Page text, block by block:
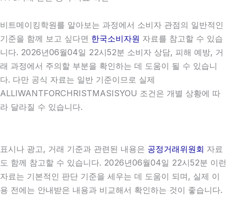
비트메이킹학원를 알아보는 과정에서 소비자 관점의 일반적인
기준을 함께 보고 싶다면 한국소비자원 자료를 참고할 수 있습
니다. 2026년06월04일 22시52분 소비자 상담, 피해 예방, 거
래 과정에서 주의할 부분을 확인하는 데 도움이 될 수 있습니
다. 다만 공식 자료는 일반 기준이므로 실제
ALLIWANTFORCHRISTMASISYOU 조건은 개별 상황에 따
라 달라질 수 있습니다.
표시나 광고, 거래 기준과 관련된 내용은 공정거래위원회 자료
도 함께 참고할 수 있습니다. 2026년06월04일 22시52분 이런
자료는 기본적인 판단 기준을 세우는 데 도움이 되며, 실제 이
용 전에는 안내받은 내용과 비교해서 확인하는 것이 좋습니다.